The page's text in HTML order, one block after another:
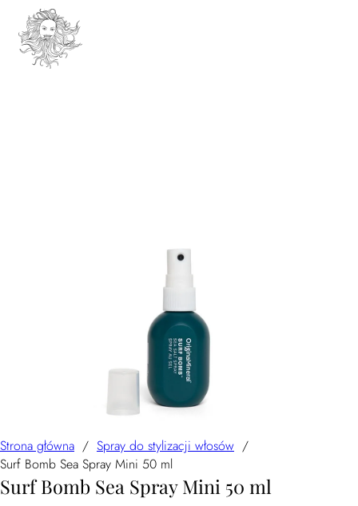
Strona główna / Spray do stylizacji włosów /
Surf Bomb Sea Spray Mini 50 ml
Surf Bomb Sea Spray Mini 50 ml